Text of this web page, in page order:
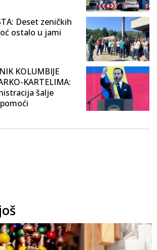
Deset zeničkih
ostalo u jami
KOLUMBIJE
KARTELIMA:
šalje